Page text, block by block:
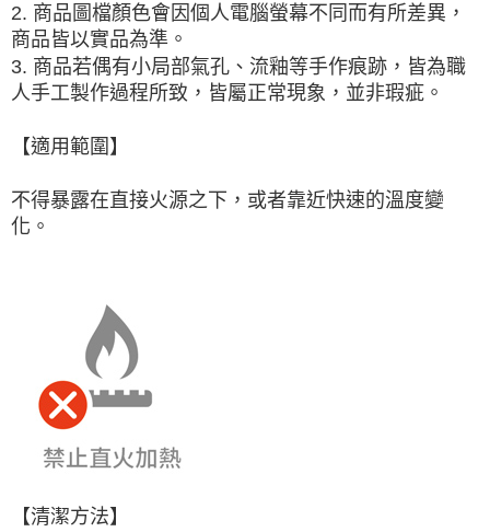
2. 商品圖檔顏色會因個人電腦螢幕不同而有所差異，
商品皆以實品為準。
3. 商品若偶有小局部氣孔、流釉等手作痕跡，皆為職
人手工製作過程所致，皆屬正常現象，並非瑕疵。
【適用範圍】
不得暴露在直接火源之下，或者靠近快速的溫度變
化。
【清潔方法】